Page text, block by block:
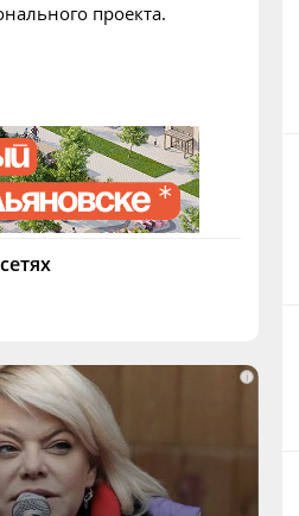
проекта.
i